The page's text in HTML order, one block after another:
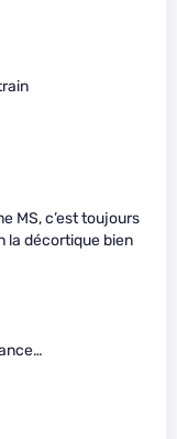
MS, c’est toujours
la décortique bien